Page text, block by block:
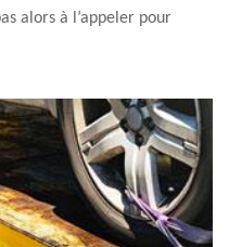
alors à l’appeler pour